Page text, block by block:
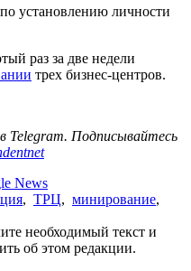
установлению личности
раз за две недели
трех бизнес-центров.
в Telegram. Подписывайтесь
News
, ТРЦ, минирование,
необходимый текст и
об этом редакции.